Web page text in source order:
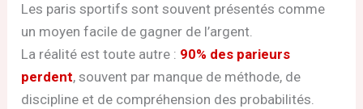
Les paris sportifs sont souvent présentés comme
un moyen facile de gagner de l’argent.
La réalité est toute autre : 90% des parieurs
perdent, souvent par manque de méthode, de
discipline et de compréhension des probabilités.